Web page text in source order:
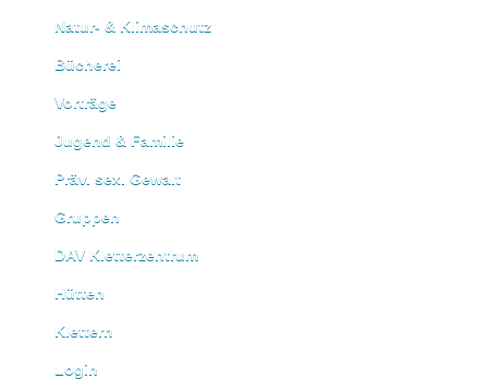
Natur- & Klimaschutz
Bücherei
Vorträge
Jugend & Familie
Präv. sex. Gewalt
Gruppen
DAV Kletterzentrum
Hütten
Klettern
Login